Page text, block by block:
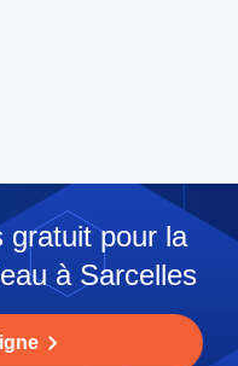
gratuit pour la
à Sarcelles